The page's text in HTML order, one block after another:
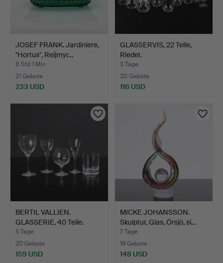
JOSEF FRANK. Jardiniere,
"Hortus", Reijmyr…
8 Std 1 Min
21 Gebote
233 USD
GLASSERVIS, 22 Teile,
Riedel.
3 Tage
20 Gebote
116 USD
BERTIL VALLIEN.
GLASSERIE, 40 Teile.
"Chat…
5 Tage
20 Gebote
159 USD
MICKE JOHANSSON.
Skulptur, Glas, Örsjö, si…
7 Tage
19 Gebote
148 USD